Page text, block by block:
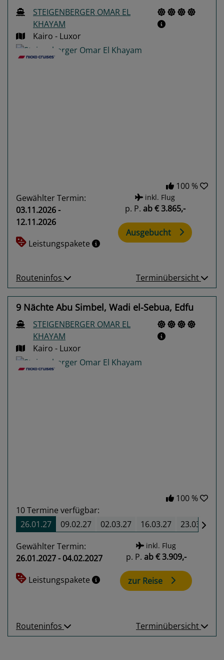
STEIGENBERGER OMAR EL
KHAYAM
Kairo - Luxor
100 %
Gewählter Termin:
03.11.2026 -
12.11.2026
Leistungspakete
inkl. Flug
p. P. ab€ 3.865,-
Ausgebucht
Routeninfos Terminübersicht
9 Nächte Abu Simbel, Wadi el-Sebua, Edfu
STEIGENBERGER OMAR EL
KHAYAM
Kairo - Luxor
100 %
10Termine verfügbar:
26.01.27
09.02.27 02.03.27 16.03.27 23.03.27
Gewählter Termin:
26.01.2027 - 04.02.2027
Leistungspakete
inkl. Flug
p. P. ab€ 3.909,-
zur Reise
Routeninfos Terminübersicht